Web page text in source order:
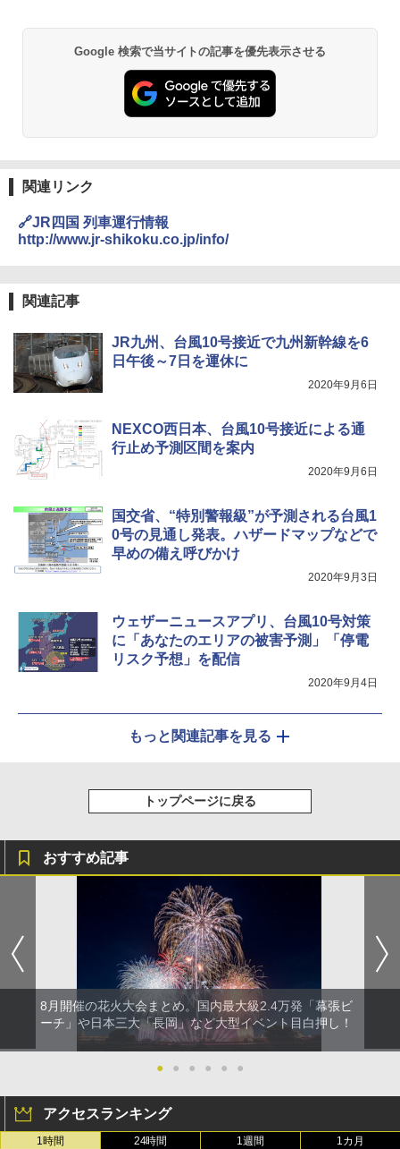
￥6,830
PYKES PEAK (パイクスピーク) 着替えテン
ト プライバシー テント 【中が透けない】 1
人用 折りたたみ 防災グッズ 災害用トイレ ビ
易 トイレテント (ブラック)
ENDLESS BASE 《めざましテレビで紹介》
テント ワンタッチ RENEW 幅200 2-3人用 43
[キャンパーズコレクション 山善] 傘みたいに
広げるだけ パッとサッとテント ブラックコ
ーティング フルクローズ メッシュ 3-4人用
簡単設置 ポップアップテント エクルベージ
￥9,990
イド ブラックコーティング フルクローズ メ
ッシュ 4人用 簡単設置 ポップアップテント P
ATCW-150B エクルベージュ
DEWEL パラソル 大型 ビーチ アウトドアパ
防水 UVカット 4段階高さ調整 軽量 収納袋付
き
秒）射程5～10m 安全ロック搭載 携帯収納袋
付き ヒグマ・イノシシ対策 自治体・教育機
ポインターライト 強力 小型 緑色/赤色/青紫色
USB充電式 高精度 超長距離照射 長時間使用
ア/オフィス/教育現場/展示会用 緑
HYREKK 八角形タープ 防水タープ 3×4.5m
ブラックラバーコーティング UPF50+ UVカ
ット 5000mm耐水圧 210D生地 遮光
Google 検索で当サイトの記事を優先表示させる
関連リンク
🔗JR四国 列車運行情報
http://www.jr-shikoku.co.jp/info/
関連記事
JR九州、台風10号接近で九州新幹線を6
日午後～7日を運休に
2020年9月6日
NEXCO西日本、台風10号接近による通
行止め予測区間を案内
2020年9月6日
国交省、“特別警報級”が予測される台風1
0号の見通し発表。ハザードマップなどで
早めの備え呼びかけ
2020年9月3日
ウェザーニュースアプリ、台風10号対策
に「あなたのエリアの被害予測」「停電
リスク予想」を配信
2020年9月4日
もっと関連記事を見る
トップページに戻る
おすすめ記事
8月開催の花火大会まとめ。国内最大級2.4万発「幕張ビ
ーチ」や日本三大「長岡」など大型イベント目白押し！
● ● ● ● ● ●
アクセスランキング
1時間 24時間 1週間 1カ月